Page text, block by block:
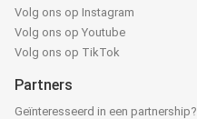
Volg ons op Instagram
Volg ons op Youtube
Volg ons op TikTok
Partners
Geïnteresseerd in een partnership?